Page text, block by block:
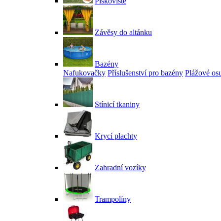
Závěsy do altánku
Bazény
Nafukovačky Příslušenství pro bazény Plážové
Stínicí tkaniny
Krycí plachty
Zahradní vozíky
Trampolíny